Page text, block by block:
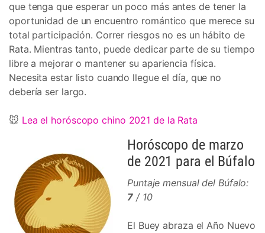
que tenga que esperar un poco más antes de tener la
oportunidad de un encuentro romántico que merece su
total participación. Correr riesgos no es un hábito de
Rata. Mientras tanto, puede dedicar parte de su tiempo
libre a mejorar o mantener su apariencia física.
Necesita estar listo cuando llegue el día, que no
debería ser largo.
🐭 Lea el horóscopo chino 2021 de la Rata
Horóscopo de marzo
de 2021 para el Búfalo
Puntaje mensual del Búfalo:
7/ 10
El Buey abraza el Año Nuevo